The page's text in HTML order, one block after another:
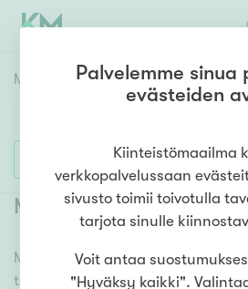
Myyntikohteet
Huoneluku
1h 2h 3h
Asuntotyyppi
Lisää hakuehtoja
Myytävät maatilat ja
Meiltä löydät myytävät maatilat
tarpeesi mikä vain! Tuhansien
Palvelemme sinua
evästeiden
Kiinteistömaailma
verkkopalvelussaan
sivusto toimii toivotulla
tarjota sinulle
Voit antaa
"Hyväksy kaikki".